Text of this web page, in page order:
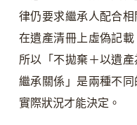
律仍要求繼承人配合
在遺產清冊上虛偽記
所以「不拋棄＋以遺
繼承關係」是兩種不
實際狀況才能決定。